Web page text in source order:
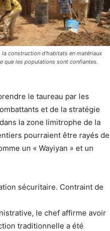
la construction d’habitats en matériaux
que les populations sont confiantes.
le taureau par les
et de la stratégie
la zone limitrophe de la
pourraient être rayés de
un « Wayiyan » et un
sécuritaire. Contraint de
le chef affirme avoir
traditionnelle a été